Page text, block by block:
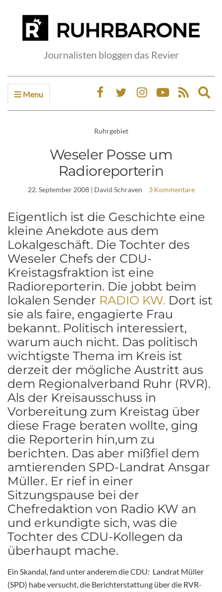
Journalisten bloggen das Revier
Menu
Ruhrgebiet
Weseler Posse um
Radioreporterin
22. September 2008| David Schraven 3 Kommentare
Eigentlich ist die Geschichte eine
kleine Anekdote aus dem
Lokalgeschäft. Die Tochter des
Weseler Chefs der CDU-
Kreistagsfraktion ist eine
Radioreporterin. Die jobbt beim
lokalen Sender RADIO KW. Dort ist
sie als faire, engagierte Frau
bekannt. Politisch interessiert,
warum auch nicht. Das politisch
wichtigste Thema im Kreis ist
derzeit der mögliche Austritt aus
dem Regionalverband Ruhr (RVR).
Als der Kreisausschuss in
Vorbereitung zum Kreistag über
diese Frage beraten wollte, ging
die Reporterin hin,um zu
berichten. Das aber mißfiel dem
amtierenden SPD-Landrat Ansgar
Müller. Er rief in einer
Sitzungspause bei der
Chefredaktion von Radio KW an
und erkundigte sich, was die
Tochter des CDU-Kollegen da
überhaupt mache.
Ein Skandal, fand unter anderem die CDU: Landrat Müller
(SPD) habe versucht, die Berichterstattung über die RVR-